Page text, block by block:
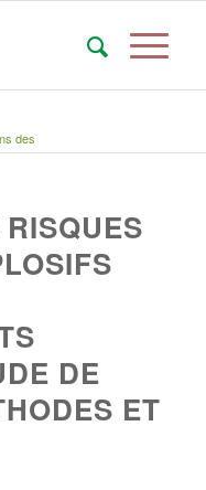
des
DE
ET